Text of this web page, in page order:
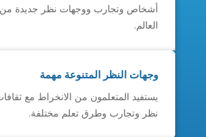
أشخاص وتجارب ووجهات نظر جديدة من
العالم.
وجهات النظر المتنوعة مهمة
يستفيد المتعلمون من الانخراط مع
نظر وتجارب وطرق تعلم مختلفة.